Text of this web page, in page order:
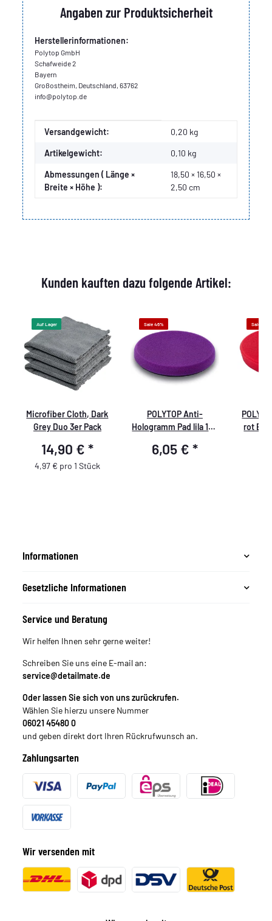
Angaben zur Produktsicherheit
Herstellerinformationen:
Polytop GmbH
Schafweide 2
Bayern
Großostheim, Deutschland, 63762
info@polytop.de
Produkteigenschaft
Wert
Versandgewicht: 0,20 kg
Artikelgewicht: 0,10 kg
Abmessungen ( Länge ×
Breite × Höhe ):
18,50 × 16,50 ×
2,50 cm
Kunden kauften dazu folgende Artikel:
Auf Lager
Microfiber Cloth, Dark
Grey Duo 3er Pack
14,90 € *
4,97 € pro 1 Stück
Sale 46%
POLYTOP Anti-
Hologramm Pad lila 160
6,05 € *
Sale 46%
rot
Informationen
Gesetzliche Informationen
Service und Beratung
Wir helfen Ihnen sehr gerne weiter!
Schreiben Sie uns eine E-mail an:
service@detailmate.de
Oder lassen Sie sich von uns zurückrufen.
Wählen Sie hierzu unsere Nummer
06021 45480 0
und geben direkt dort Ihren Rückrufwunsch an.
Zahlungsarten
Wir versenden mit